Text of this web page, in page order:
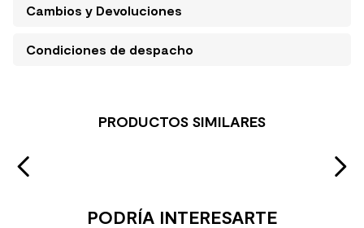
Cambios y Devoluciones
Condiciones de despacho
PRODUCTOS SIMILARES
PODRÍA INTERESARTE